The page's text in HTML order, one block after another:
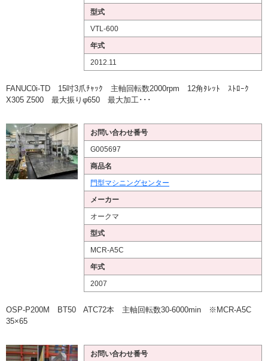
型式
VTL-600
年式
2012.11
FANUC0i-TD 15吋3爪ﾁｬｯｸ 主軸回転数2000rpm 12角ﾀﾚｯﾄ ｽﾄﾛｰｸ
X305 Z500 最大振りφ650 最大加工･･･
お問い合わせ番号
G005697
商品名
門型マシニングセンター
メーカー
オークマ
型式
MCR-A5C
年式
2007
OSP-P200M BT50 ATC72本 主軸回転数30-6000min ※MCR-A5C
35×65
お問い合わせ番号